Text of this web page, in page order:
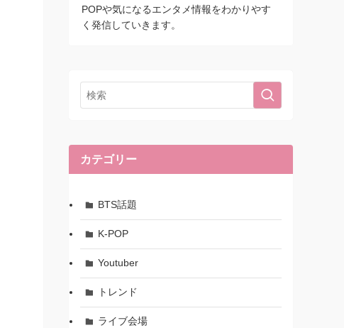
POPや気になるエンタメ情報をわかりやす
く発信していきます。
カテゴリー
BTS話題
K-POP
Youtuber
トレンド
ライブ会場